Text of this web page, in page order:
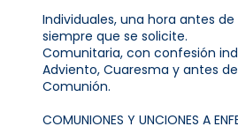
Individuales, una hora antes
siempre que se solicite.
Comunitaria, con confesión
Adviento, Cuaresma y antes
Comunión.
COMUNIONES Y UNCIONES A